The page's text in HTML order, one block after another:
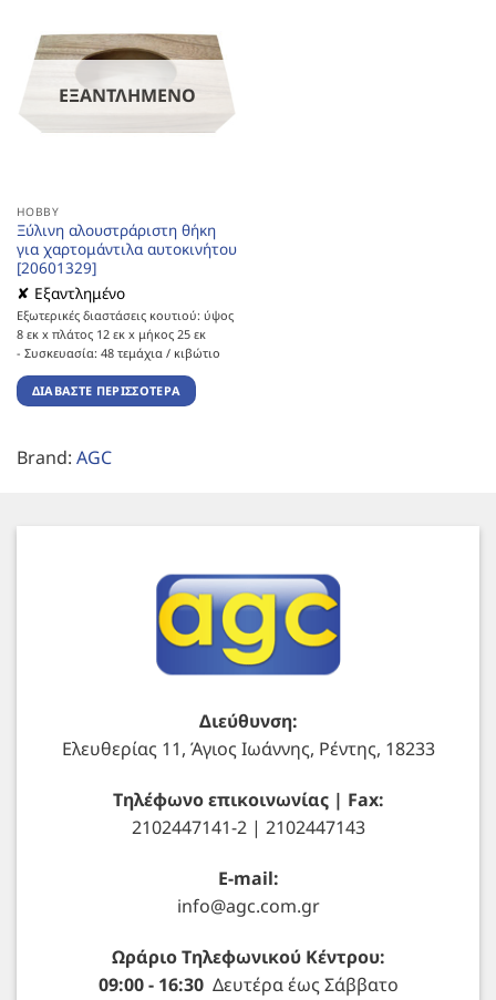
ΕΞΑΝΤΛΗΜΈΝΟ
HOBBY
Ξύλινη αλουστράριστη θήκη
για χαρτομάντιλα αυτοκινήτου
[20601329]
✘ Εξαντλημένο
Εξωτερικές διαστάσεις κουτιού: ύψος
8 εκ x πλάτος 12 εκ x μήκος 25 εκ
- Συσκευασία: 48 τεμάχια / κιβώτιο
ΔΙΑΒΆΣΤΕ ΠΕΡΙΣΣΌΤΕΡΑ
Brand: AGC
Διεύθυνση:
Ελευθερίας 11, Άγιος Ιωάννης, Ρέντης, 18233
Τηλέφωνο επικοινωνίας | Fax:
2102447141-2 | 2102447143
E-mail:
info@agc.com.gr
Ωράριο Τηλεφωνικού Κέντρου:
09:00 - 16:30Δευτέρα έως Σάββατο